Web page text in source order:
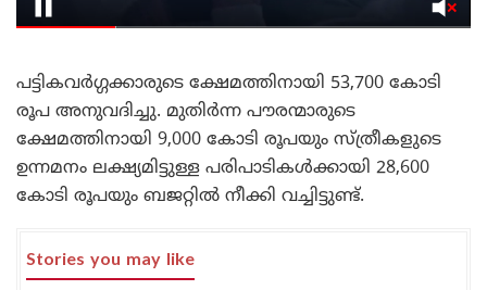
പട്ടികവർഗ്ഗക്കാരുടെ ക്ഷേമത്തിനായി 53,700 കോടി
രൂപ അനുവദിച്ചു. മുതിർന്ന പൗരന്മാരുടെ
ക്ഷേമത്തിനായി 9,000 കോടി രൂപയും സ്ത്രീകളുടെ
ഉന്നമനം ലക്ഷ്യമിട്ടുള്ള പരിപാടികൾക്കായി 28,600
കോടി രൂപയും ബജറ്റിൽ നീക്കി വച്ചിട്ടുണ്ട്.
Stories you may like